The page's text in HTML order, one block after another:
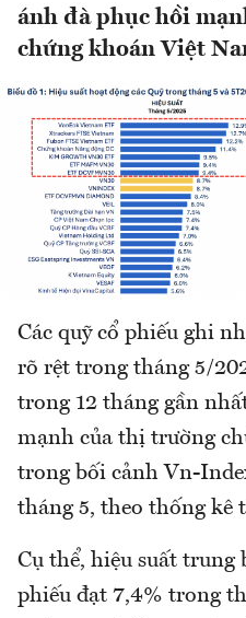
ánh đà phục hồi
chứng khoán Việt
Các quỹ cổ phiếu ghi
rõ rệt trong tháng 5/
trong 12 tháng gần
mạnh của thị trường
trong bối cảnh Vn-
tháng 5, theo thống kê
Cụ thể, hiệu suất trung
phiếu đạt 7,4% trong